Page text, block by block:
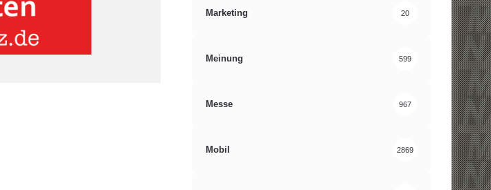
Marketing 20
Meinung 599
Messe 967
Mobil 2869